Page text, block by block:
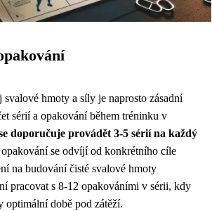
hmoty a síly je naprosto zásadní
sérií a opakování během tréninku v
doporučuje provádět 3-5 sérií na každý
se odvíjí od konkrétního cíle
na budování čisté svalové hmoty
pracovat s 8-12 opakováními v sérii, kdy
optimální době pod zátěží.